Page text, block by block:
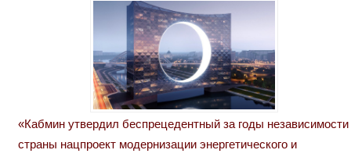
«Кабмин утвердил беспрецедентный за годы независимости
страны нацпроект модернизации энергетического и